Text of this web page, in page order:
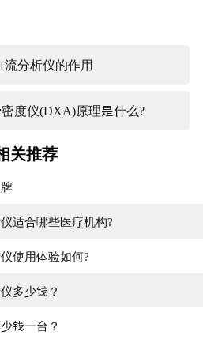
分析仪的作用
度仪(DXA)原理是什么?
关推荐
适合哪些医疗机构?
使用体验如何?
多少钱？
钱一台？